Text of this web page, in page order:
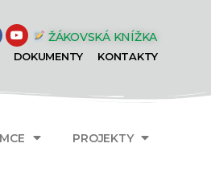
ŽÁKOVSKÁ KNÍŽKA
DOKUMENTY KONTAKTY
PROJEKTY